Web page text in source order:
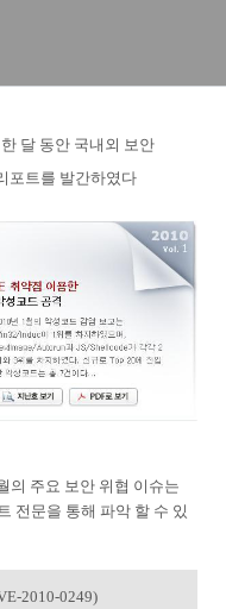
달 동안 국내외 보안
포트를 발간하였다
의 주요 보안 위협 이슈는
전문을 통해 파악 할 수 있
2010-0249)